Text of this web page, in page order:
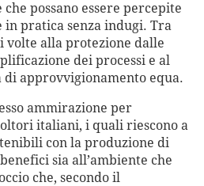
possano essere percepite
in pratica senza indugi. Tra
volte alla protezione dalle
dei processi e al
approvvigionamento equa.
ammirazione per
italiani, i quali riescono a
con la produzione di
sia all’ambiente che
che, secondo il